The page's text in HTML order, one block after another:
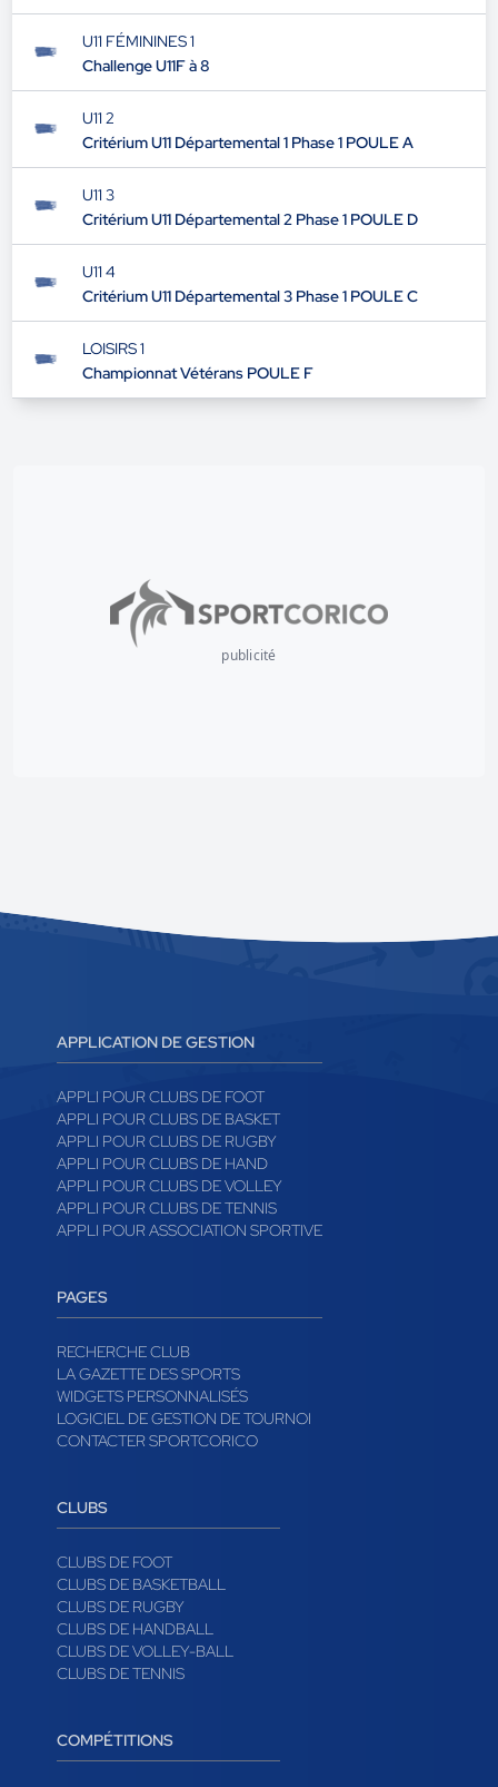
U11 FÉMININES 1
Challenge U11F à 8
U11 2
Critérium U11 Départemental 1 Phase 1 POULE A
U11 3
Critérium U11 Départemental 2 Phase 1 POULE D
U11 4
Critérium U11 Départemental 3 Phase 1 POULE C
LOISIRS 1
Championnat Vétérans POULE F
publicité
APPLICATION DE GESTION
APPLI POUR CLUBS DE FOOT
APPLI POUR CLUBS DE BASKET
APPLI POUR CLUBS DE RUGBY
APPLI POUR CLUBS DE HAND
APPLI POUR CLUBS DE VOLLEY
APPLI POUR CLUBS DE TENNIS
APPLI POUR ASSOCIATION SPORTIVE
PAGES
RECHERCHE CLUB
LA GAZETTE DES SPORTS
WIDGETS PERSONNALISÉS
LOGICIEL DE GESTION DE TOURNOI
CONTACTER SPORTCORICO
CLUBS
CLUBS DE FOOT
CLUBS DE BASKETBALL
CLUBS DE RUGBY
CLUBS DE HANDBALL
CLUBS DE VOLLEY-BALL
CLUBS DE TENNIS
COMPÉTITIONS